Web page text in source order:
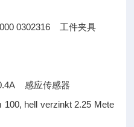
0302316 工件夹具
0.4A感应传感器
hell verzinkt 2.25 Mete